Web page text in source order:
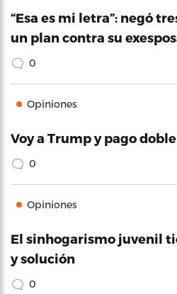
“Esa es mi letra”: negó
un plan contra su
0
Opiniones
Voy a Trump y pago doble
0
Opiniones
El sinhogarismo juvenil
y solución
0